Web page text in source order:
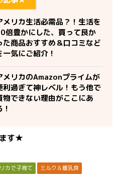
メリカ生活必需品？！生活を
倍豊かにした、買って良か
た商品おすすめ＆口コミなど
一気にご紹介！
メリカのAmazonプライムが
利過ぎて神レベル！もう他で
物できない理由がここにあ
！
す★
カで子育て ミルク＆離乳食